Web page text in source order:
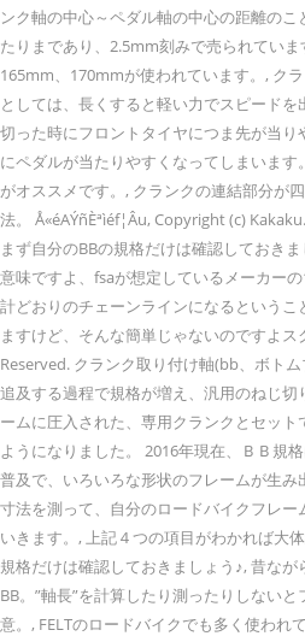
ンク軸の中心～ペダル軸の中心の距離の
たりまであり、2.5mm刻みで売られてい
165mm、170mmが使われています。, ク
としては、長くすると軽い力でスピード
切った時にフロントタイヤにつま先が当
にペダルが当たりやすくなってしまいま
がオススメです。, クランクの連結部分が
法。 Å«éAÝñÈªìéf¦Âu, Copyright
まず自分のBBの規格だけは確認しておき
意味ですよ、fsaが想定しているメーカー
計どおりのチェーンラインになるというこ
ますけど、そんな簡単じゃないのですよ
Reserved. クランク取り付け軸(bb、ボト
追及する過程で規格が増え、汎用のねじ
ームに圧入された、専用クランクとセッ
ようになりました。 2016年現在、ＢＢ規
普及で、いろいろな形状のフレームが生
寸法を測って、自分のロードバイクフレ
いきます。, 上記４つの項目がわかれば大
規格だけは確認しておきましょう♪, 昔な
BB。”軸長”を計算したり測ったりしない
意。, FELTのロードバイクでも多く使われ